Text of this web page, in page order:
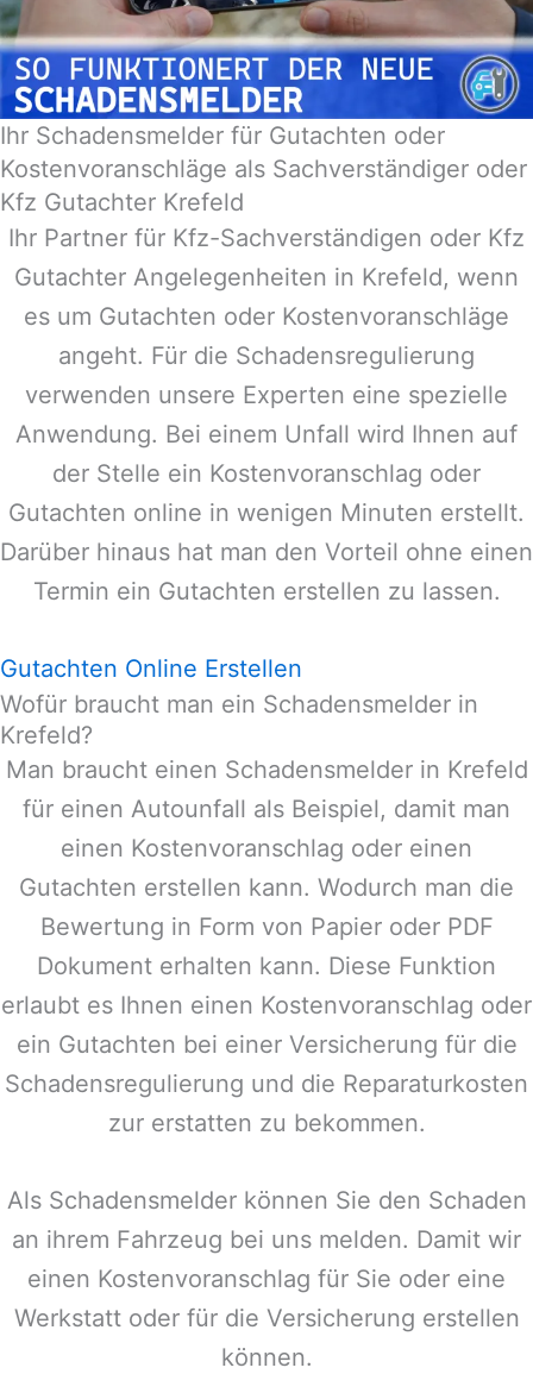
Ihr Schadensmelder für Gutachten oder
Kostenvoranschläge als Sachverständiger oder
Kfz Gutachter Krefeld
Ihr Partner für Kfz-Sachverständigen oder Kfz
Gutachter Angelegenheiten in Krefeld, wenn
es um Gutachten oder Kostenvoranschläge
angeht. Für die Schadensregulierung
verwenden unsere Experten eine spezielle
Anwendung. Bei einem Unfall wird Ihnen auf
der Stelle ein Kostenvoranschlag oder
Gutachten online in wenigen Minuten erstellt.
Darüber hinaus hat man den Vorteil ohne einen
Termin ein Gutachten erstellen zu lassen.
Gutachten Online Erstellen
Wofür braucht man ein Schadensmelder in
Krefeld?
Man braucht einen Schadensmelder in Krefeld
für einen Autounfall als Beispiel, damit man
einen Kostenvoranschlag oder einen
Gutachten erstellen kann. Wodurch man die
Bewertung in Form von Papier oder PDF
Dokument erhalten kann. Diese Funktion
erlaubt es Ihnen einen Kostenvoranschlag oder
ein Gutachten bei einer Versicherung für die
Schadensregulierung und die Reparaturkosten
zur erstatten zu bekommen.
Als Schadensmelder können Sie den Schaden
an ihrem Fahrzeug bei uns melden. Damit wir
einen Kostenvoranschlag für Sie oder eine
Werkstatt oder für die Versicherung erstellen
können.